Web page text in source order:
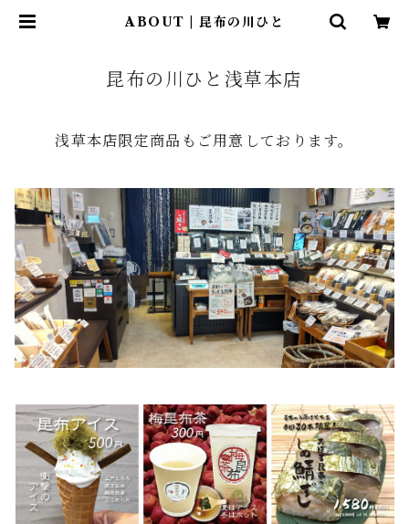
ABOUT | 昆布の川ひと
昆布の川ひと浅草本店
浅草本店限定商品もご用意しております。